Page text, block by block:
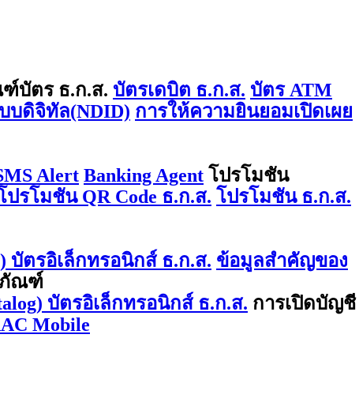
บัตร ธ.ก.ส. บัตรเดบิต ธ.ก.ส. บัตร ATM
บดิจิทัล(NDID) การให้ความยินยอมเปิดเผย
Alert Banking Agent โปรโมชัน
ปรโมชัน QR Code ธ.ก.ส. โปรโมชัน ธ.ก.ส.
บัตรอิเล็กทรอนิกส์ ธ.ก.ส. ข้อมูลสำคัญของ
ภัณฑ์
บัตรอิเล็กทรอนิกส์ ธ.ก.ส. การเปิดบัญชี
Mobile